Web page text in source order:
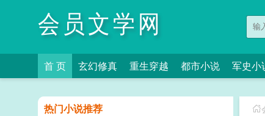
会员文学网
首 页 玄幻修真 重生穿越 都市小说 军史小
热门小说推荐